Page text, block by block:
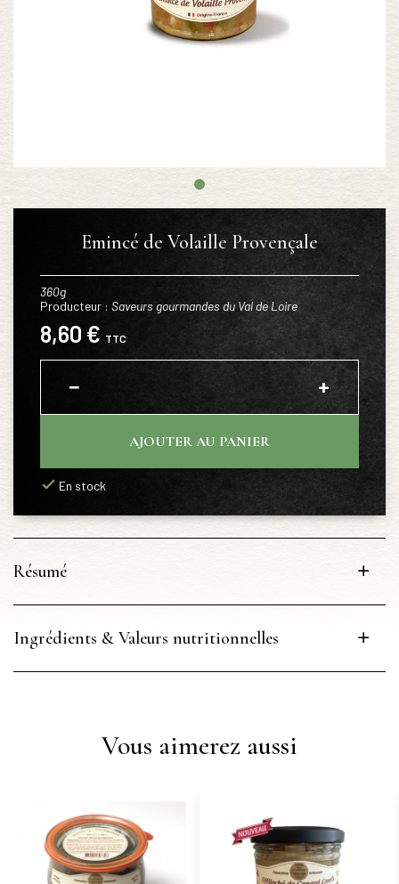
Emincé de Volaille Provençale
360g
Producteur : Saveurs gourmandes du Val de Loire
8,60 € TTC
− +
AJOUTER AU PANIER
En stock
Résumé
Ingrédients & Valeurs nutritionnelles
Vous aimerez aussi